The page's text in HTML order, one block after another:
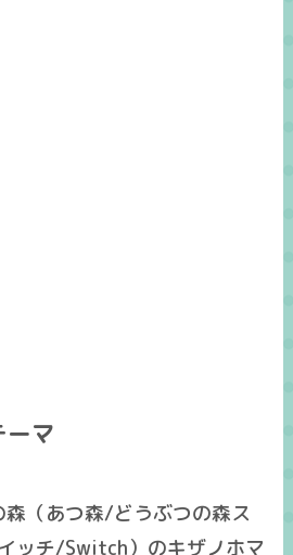
マ
（あつ森/どうぶつの森ス
ッチ/Switch）のキザノホマ